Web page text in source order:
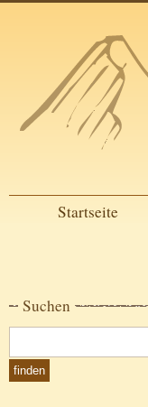
Startseite
Suchen